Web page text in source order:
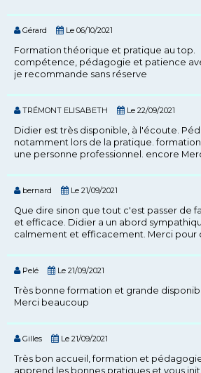
Gérard Le 06/10/2021
Formation théorique et pratique au top.
compétence, pédagogie et patience
je recommande sans réserve
TRÉMONT ELISABETH Le 22/09/2021
Didier est très disponible, à l'écoute.
notamment lors de la pratique.
une personne professionnel. encore
bernard Le 21/09/2021
Que dire sinon que tout c'est passer de
et efficace. Didier a un abord
calmement et efficacement. Merci pour
Pelé Le 21/09/2021
Très bonne formation et grande
Merci beaucoup
Gilles Le 21/09/2021
Très bon accueil, formation et
apprend les bonnes pratiques et vous